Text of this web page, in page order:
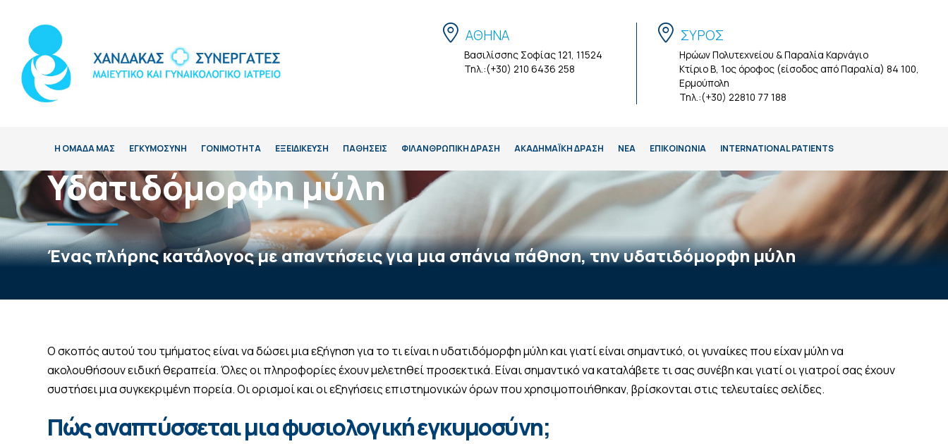
ΑΘΗΝΑ
Βασιλίσσης Σοφίας 121, 11524
Τηλ.:(+30) 210 6436 258
ΣΥΡΟΣ
Ηρώων Πολυτεχνείου & Παραλία Καρνάγιο
Κτίριο Β, 1ος όροφος (είσοδος από Παραλία) 84 100,
Ερμούπολη
Τηλ.:(+30) 22810 77 188
Η ΟΜΑΔΑ ΜΑΣ ΕΓΚΥΜΟΣΥΝΗ ΓΟΝΙΜΟΤΗΤΑ ΕΞΕΙΔΙΚΕΥΣΗ ΠΑΘΗΣΕΙΣ ΦΙΛΑΝΘΡΩΠΙΚΗ ΔΡΑΣΗ ΑΚΑΔΗΜΑΪΚΉ ΔΡΆΣΗ ΝΕΑ ΕΠΙΚΟΙΝΩΝΙΑ INTERNATIONAL PATIENTS
Υδατιδόμορφη μύλη
Ένας πλήρης κατάλογος με απαντήσεις για μια σπάνια πάθηση, την υδατιδόμορφη μύλη
Ο σκοπός αυτού του τμήματος είναι να δώσει μια εξήγηση για το τι είναι η υδατιδόμορφη μύλη και γιατί είναι σημαντικό, οι γυναίκες που είχαν μύλη να
ακολουθήσουν ειδική θεραπεία. Όλες οι πληροφορίες έχουν μελετηθεί προσεκτικά. Είναι σημαντικό να καταλάβετε τι σας συνέβη και γιατί οι γιατροί σας έχουν
συστήσει μια συγκεκριμένη πορεία. Οι ορισμοί και οι εξηγήσεις επιστημονικών όρων που χρησιμοποιήθηκαν, βρίσκονται στις τελευταίες σελίδες.
Πώς αναπτύσσεται μια φυσιολογική εγκυμοσύνη;